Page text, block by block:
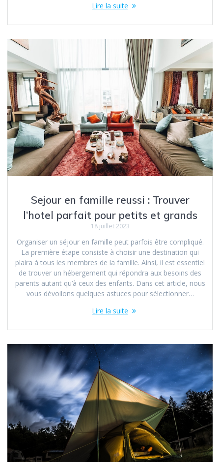
Lire la suite
Sejour en famille reussi : Trouver
l’hotel parfait pour petits et grands
18 juillet 2023
Organiser un séjour en famille peut parfois être compliqué.
La première étape consiste à choisir une destination qui
plaira à tous les membres de la famille. Ainsi, il est essentiel
de trouver un hébergement qui répondra aux besoins des
parents autant qu’à ceux des enfants. Dans cet article, nous
vous dévoilons quelques astuces pour sélectionner…
Lire la suite